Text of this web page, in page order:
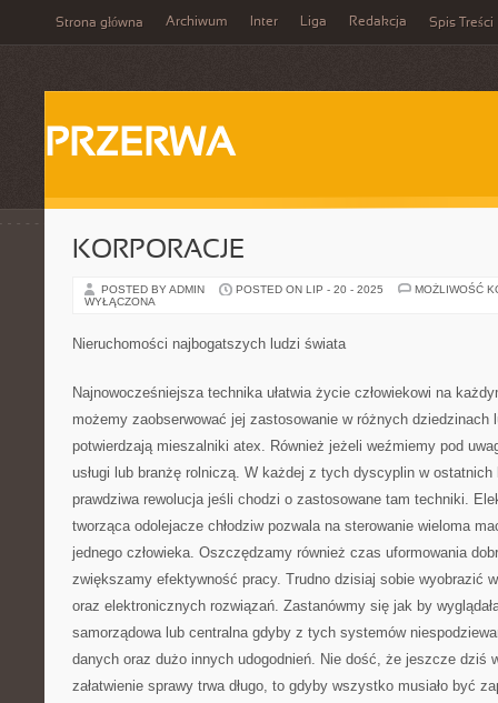
Strona główna Archiwum Inter Liga Redakcja Spis Treści
PRZERWA
KORPORACJE
POSTED BY ADMIN POSTED ON LIP - 20 - 2025
MOŻLIWOŚĆ
WYŁĄCZONA
Nieruchomości najbogatszych ludzi świata
Najnowocześniejsza technika ułatwia życie człowiekowi na
możemy zaobserwować jej zastosowanie w różnych dziedzinach
potwierdzają mieszalniki atex. Również jeżeli weźmiemy pod
usługi lub branżę rolniczą. W każdej z tych dyscyplin w ostatnich
prawdziwa rewolucja jeśli chodzi o zastosowane tam techniki.
tworząca odolejacze chłodziw pozwala na sterowanie wieloma
jednego człowieka. Oszczędzamy również czas uformowania
zwiększamy efektywność pracy. Trudno dzisiaj sobie wyobrazić
oraz elektronicznych rozwiązań. Zastanówmy się jak by
samorządowa lub centralna gdyby z tych systemów
danych oraz dużo innych udogodnień. Nie dość, że jeszcze dziś
załatwienie sprawy trwa długo, to gdyby wszystko musiało być